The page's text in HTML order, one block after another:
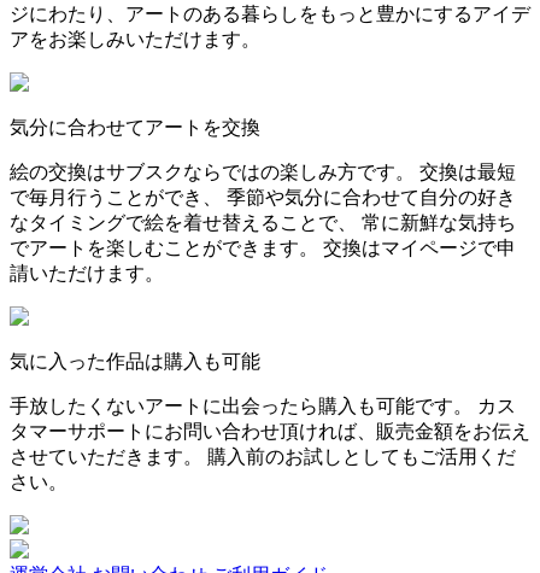
ジにわたり、アートのある暮らしをもっと豊かにするアイデ
アをお楽しみいただけます。
気分に合わせてアートを交換
絵の交換はサブスクならではの楽しみ方です。 交換は最短
で毎月行うことができ、 季節や気分に合わせて自分の好き
なタイミングで絵を着せ替えることで、 常に新鮮な気持ち
でアートを楽しむことができます。 交換はマイページで申
請いただけます。
気に入った作品は購入も可能
手放したくないアートに出会ったら購入も可能です。 カス
タマーサポートにお問い合わせ頂ければ、販売金額をお伝え
させていただきます。 購入前のお試しとしてもご活用くだ
さい。